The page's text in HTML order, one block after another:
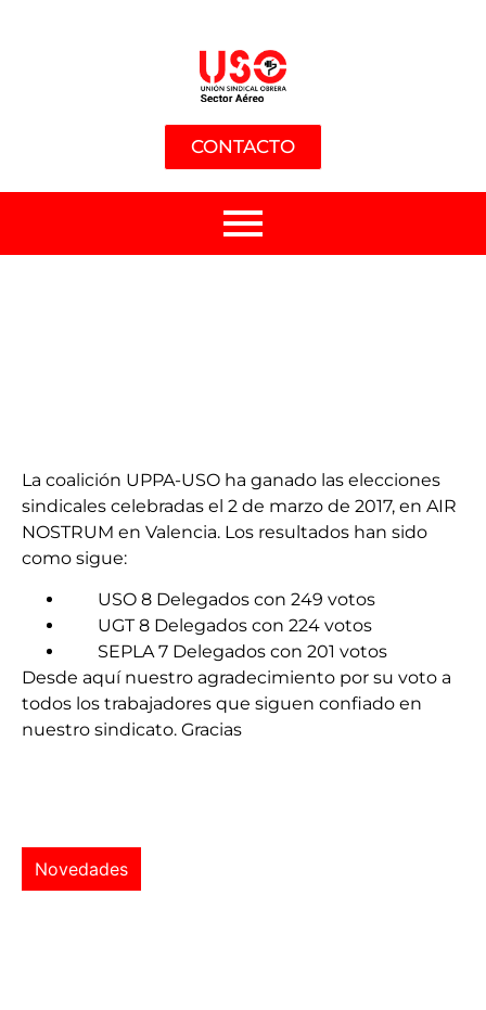
CONTACTO
La coalición UPPA-USO ha ganado las elecciones
sindicales celebradas el 2 de marzo de 2017, en AIR
NOSTRUM en Valencia. Los resultados han sido
como sigue:
USO 8 Delegados con 249 votos
UGT 8 Delegados con 224 votos
SEPLA 7 Delegados con 201 votos
Desde aquí nuestro agradecimiento por su voto a
todos los trabajadores que siguen confiado en
nuestro sindicato. Gracias
Novedades